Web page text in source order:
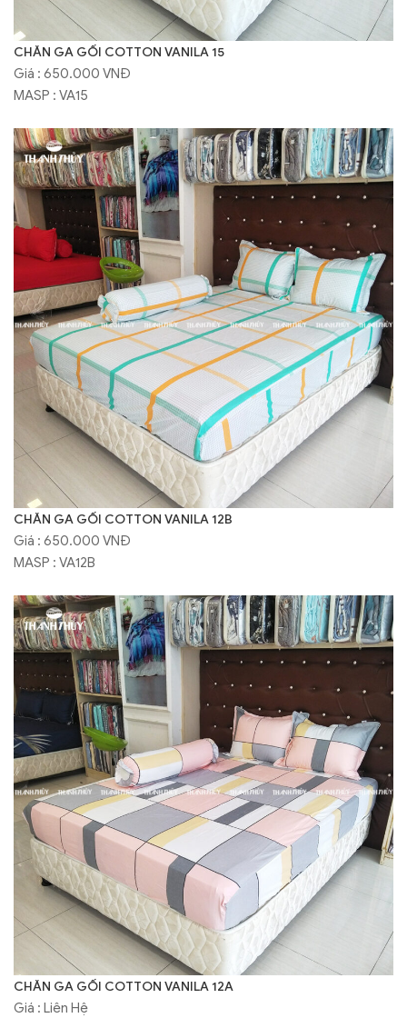
CHĂN GA GỐI COTTON VANILA 15
Giá : 650.000 VNĐ
MASP : VA15
CHĂN GA GỐI COTTON VANILA 12B
Giá : 650.000 VNĐ
MASP : VA12B
CHĂN GA GỐI COTTON VANILA 12A
Giá : Liên Hệ